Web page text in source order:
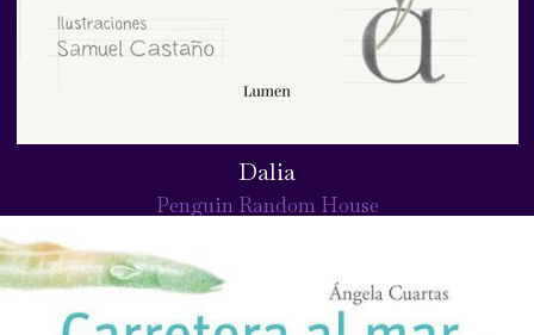
Dalia
Penguin Random House